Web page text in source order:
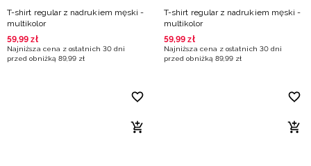
T-shirt regular z nadrukiem męski -
multikolor
59,99 zł
Najniższa cena z ostatnich 30 dni
przed obniżką 89,99 zł
T-shirt regular z nadrukiem męski -
multikolor
59,99 zł
Najniższa cena z ostatnich 30 dni
przed obniżką 89,99 zł